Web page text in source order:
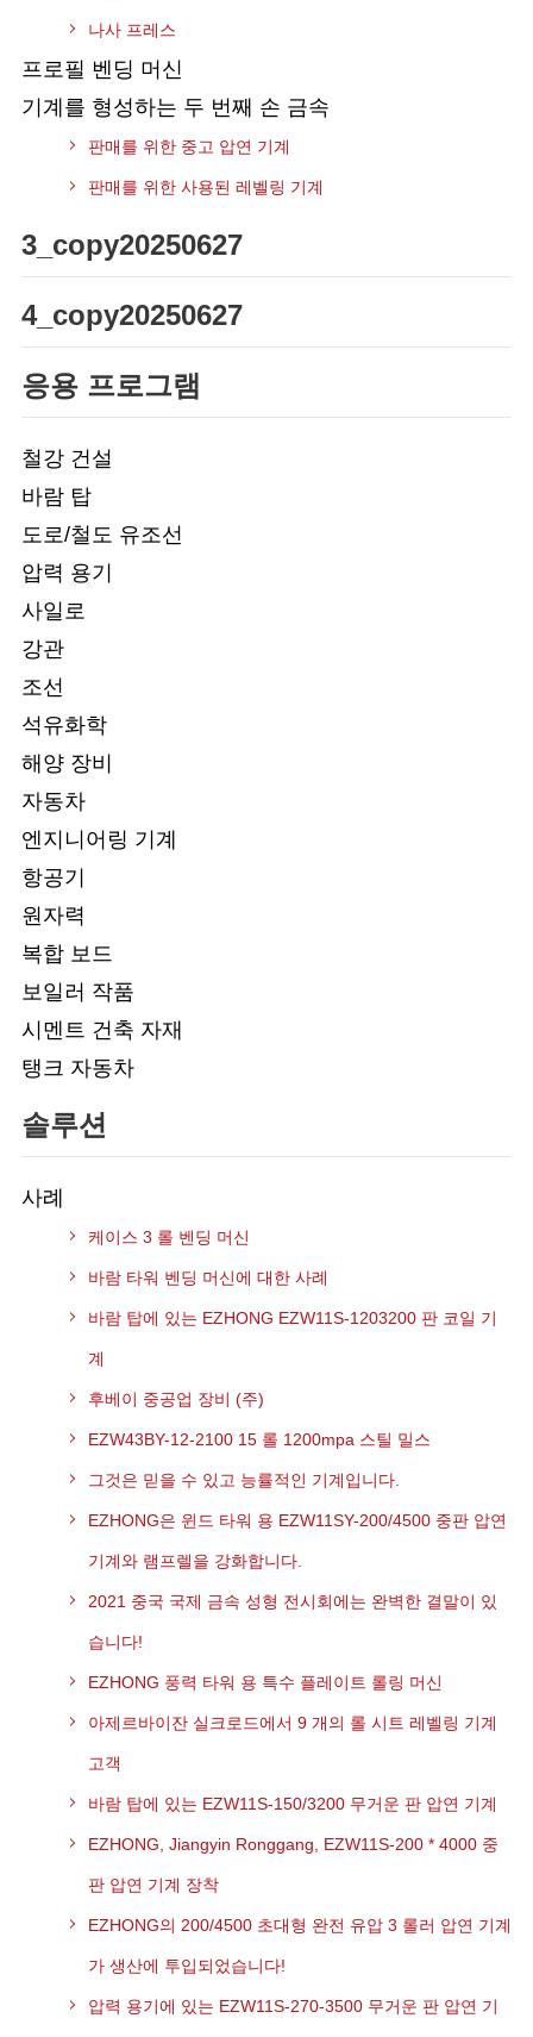
나사 프레스
프로필 벤딩 머신
기계를 형성하는 두 번째 손 금속
판매를 위한 중고 압연 기계
판매를 위한 사용된 레벨링 기계
3_copy20250627
4_copy20250627
응용 프로그램
철강 건설
바람 탑
도로/철도 유조선
압력 용기
사일로
강관
조선
석유화학
해양 장비
자동차
엔지니어링 기계
항공기
원자력
복합 보드
보일러 작품
시멘트 건축 자재
탱크 자동차
솔루션
사례
케이스 3 롤 벤딩 머신
바람 타워 벤딩 머신에 대한 사례
바람 탑에 있는 EZHONG EZW11S-1203200 판 코일 기
계
후베이 중공업 장비 (주)
EZW43BY-12-2100 15 롤 1200mpa 스틸 밀스
그것은 믿을 수 있고 능률적인 기계입니다.
EZHONG은 윈드 타워 용 EZW11SY-200/4500 중판 압연
기계와 램프렐을 강화합니다.
2021 중국 국제 금속 성형 전시회에는 완벽한 결말이 있
습니다!
EZHONG 풍력 타워 용 특수 플레이트 롤링 머신
아제르바이잔 실크로드에서 9 개의 롤 시트 레벨링 기계
고객
바람 탑에 있는 EZW11S-150/3200 무거운 판 압연 기계
EZHONG, Jiangyin Ronggang, EZW11S-200 * 4000 중
판 압연 기계 장착
EZHONG의 200/4500 초대형 완전 유압 3 롤러 압연 기계
가 생산에 투입되었습니다!
압력 용기에 있는 EZW11S-270-3500 무거운 판 압연 기